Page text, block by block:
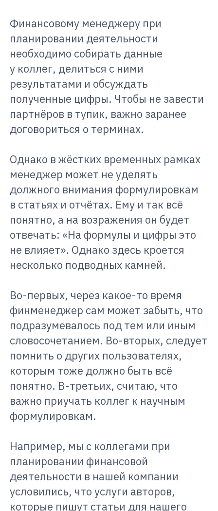
Финансовому менеджеру при
планировании деятельности
необходимо собирать данные
у коллег, делиться с ними
результатами и обсуждать
полученные цифры. Чтобы не завести
партнёров в тупик, важно заранее
договориться о терминах.
Однако в жёстких временных рамках
менеджер может не уделять
должного внимания формулировкам
в статьях и отчётах. Ему и так всё
понятно, а на возражения он будет
отвечать: «На формулы и цифры это
не влияет». Однако здесь кроется
несколько подводных камней.
Во-первых, через какое-то время
финменеджер сам может забыть, что
подразумевалось под тем или иным
словосочетанием. Во-вторых, следует
помнить о других пользователях,
которым тоже должно быть всё
понятно. В-третьих, считаю, что
важно приучать коллег к научным
формулировкам.
Например, мы с коллегами при
планировании финансовой
деятельности в нашей компании
условились, что услуги авторов,
которые пишут статьи для нашего